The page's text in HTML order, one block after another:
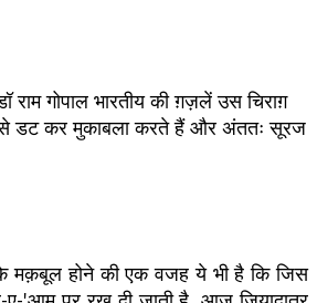
राम गोपाल भारतीय की ग़ज़लें उस चिराग़
से डट कर मुकाबला करते हैं और अंततः सूरज
मक़बूल होने की एक वजह ये भी है कि जिस